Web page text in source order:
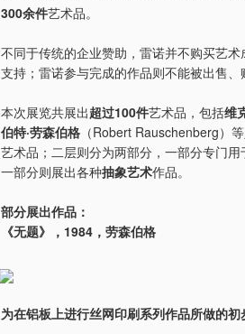
300余件艺术品。
不同于传统的企业赞助，雷诺并不购买艺
支持；雷诺参与完成的作品则不能被出售
本次展览共展出超过100件艺术品，包括维
伯特·劳森伯格 （Robert Rauschenberg）
艺术品；二层则分为两部分，一部分专门用
一部分则展出各种抽象艺术作品。
部分展出作品：
《无题》，1984，劳森伯格
为在铝板上进行丝网印刷系列作品所做的